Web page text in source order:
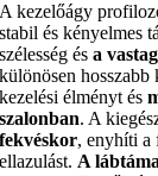
A kezelőágy
stabil és kényelmes
szélesség ésa
különösen
kezelési élményt és
szalonban. A
fekvéskor, enyhíti a
ellazulást. A